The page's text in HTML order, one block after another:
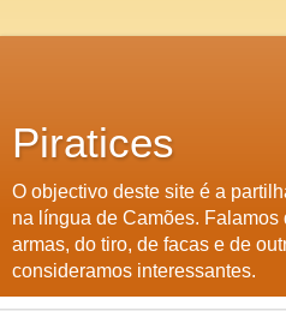
Piratices
O objectivo deste site é a
na língua de Camões.
armas, do tiro, de facas e de
consideramos interessantes.